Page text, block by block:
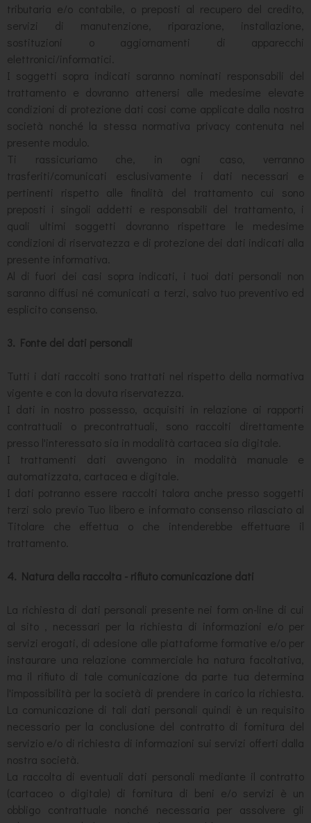
tributaria e/o contabile, o preposti al recupero del credito,
servizi di manutenzione, riparazione, installazione,
sostituzioni o aggiornamenti di apparecchi
elettronici/informatici.
I soggetti sopra indicati saranno nominati responsabili del
trattamento e dovranno attenersi alle medesime elevate
condizioni di protezione dati cosi come applicate dalla nostra
società nonché la stessa normativa privacy contenuta nel
presente modulo.
Ti rassicuriamo che, in ogni caso, verranno
trasferiti/comunicati esclusivamente i dati necessari e
pertinenti rispetto alle finalità del trattamento cui sono
preposti i singoli addetti e responsabili del trattamento, i
quali ultimi soggetti dovranno rispettare le medesime
condizioni di riservatezza e di protezione dei dati indicati alla
presente informativa.
Al di fuori dei casi sopra indicati, i tuoi dati personali non
saranno diffusi né comunicati a terzi, salvo tuo preventivo ed
esplicito consenso.
3. Fonte dei dati personali
Tutti i dati raccolti sono trattati nel rispetto della normativa
vigente e con la dovuta riservatezza.
I dati in nostro possesso, acquisiti in relazione ai rapporti
contrattuali o precontrattuali, sono raccolti direttamente
presso l'interessato sia in modalità cartacea sia digitale.
I trattamenti dati avvengono in modalità manuale e
automatizzata, cartacea e digitale.
I dati potranno essere raccolti talora anche presso soggetti
terzi solo previo Tuo libero e informato consenso rilasciato al
Titolare che effettua o che intenderebbe effettuare il
trattamento.
4. Natura della raccolta - rifiuto comunicazione dati
La richiesta di dati personali presente nei form on-line di cui
al sito , necessari per la richiesta di informazioni e/o per
servizi erogati, di adesione alle piattaforme formative e/o per
instaurare una relazione commerciale ha natura facoltativa,
ma il rifiuto di tale comunicazione da parte tua determina
l'impossibilità per la società di prendere in carico la richiesta.
La comunicazione di tali dati personali quindi è un requisito
necessario per la conclusione del contratto di fornitura del
servizio e/o di richiesta di informazioni sui servizi offerti dalla
nostra società.
La raccolta di eventuali dati personali mediante il contratto
(cartaceo o digitale) di fornitura di beni e/o servizi è un
obbligo contrattuale nonché necessaria per assolvere gli